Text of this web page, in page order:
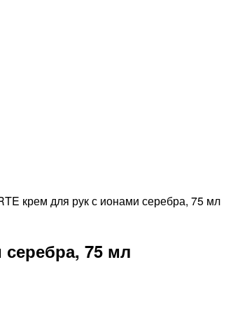
крем для рук с ионами серебра, 75 мл
75 мл